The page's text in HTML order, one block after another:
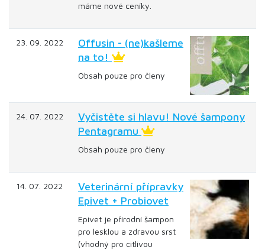
máme nové ceníky.
23. 09. 2022
Offusin - (ne)kašleme
na to!
Obsah pouze pro členy
24. 07. 2022
Vyčistěte si hlavu! Nové šampony
Pentagramu
Obsah pouze pro členy
14. 07. 2022
Veterinární přípravky
Epivet + Probiovet
Epivet je přírodní šampon
pro lesklou a zdravou srst
(vhodný pro citlivou